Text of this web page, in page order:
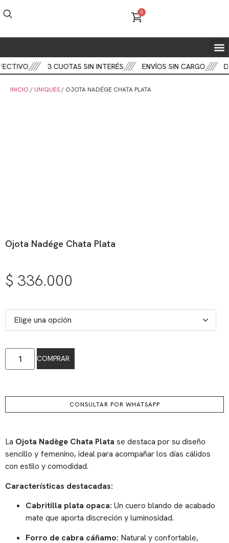
0
3 CUOTAS SIN INTERÉS ENVÍOS SIN CARGO
INICIO / UNIQUES/ OJOTA NADÉGE CHATA PLATA
Ojota Nadége Chata Plata
$ 336.000
COMPRAR
CONSULTAR POR WHATSAPP
La Ojota Nadège Chata Plata se destaca por su diseño
sencillo y femenino, ideal para acompañar los días cálidos
con estilo y comodidad.
Características destacadas:
Cabritilla plata opaca: Un cuero blando de acabado
mate que aporta discreción y luminosidad.
Forro de cabra cáñamo: Natural y confortable,